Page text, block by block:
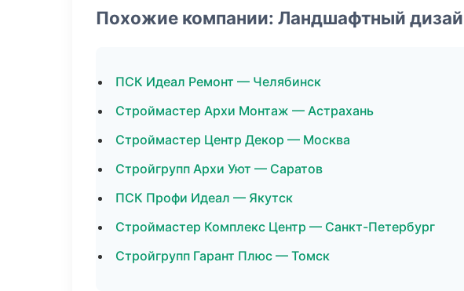
Похожие компании: Ландшафтный
ПСК Идеал Ремонт — Челябинск
Строймастер Архи Монтаж — Астрахань
Строймастер Центр Декор — Москва
Стройгрупп Архи Уют — Саратов
ПСК Профи Идеал — Якутск
Строймастер Комплекс Центр — Санкт-Петербург
Стройгрупп Гарант Плюс — Томск